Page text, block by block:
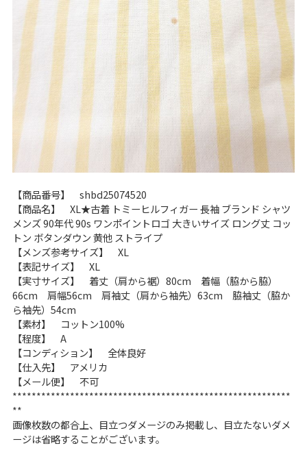
【商品番号】 shbd25074520
【商品名】 XL★古着 トミーヒルフィガー 長袖 ブランド シャツ
メンズ 90年代 90s ワンポイントロゴ 大きいサイズ ロング丈 コッ
トン ボタンダウン 黄他 ストライプ
【メンズ参考サイズ】 XL
【表記サイズ】 XL
【実寸サイズ】 着丈（肩から裾）80cm 着幅（脇から脇）
66cm 肩幅56cm 肩袖丈（肩から袖先）63cm 脇袖丈（脇か
ら袖先）54cm
【素材】 コットン100%
【程度】 A
【コンディション】 全体良好
【仕入先】 アメリカ
【メール便】 不可
**********************************************************
**
画像枚数の都合上、目立つダメージのみ掲載し、目立たないダメ
ージは省略することがございます。